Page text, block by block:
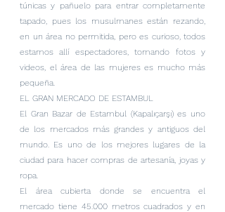
túnicas y pañuelo para entrar completamente
tapado, pues los musulmanes están rezando,
en un área no permitida, pero es curioso, todos
estamos allí espectadores, tomando fotos y
videos, el área de las mujeres es mucho más
pequeña.
EL GRAN MERCADO DE ESTAMBUL
El Gran Bazar de Estambul (Kapalıçarşı) es uno
de los mercados más grandes y antiguos del
mundo. Es uno de los mejores lugares de la
ciudad para hacer compras de artesanía, joyas y
ropa.
El área cubierta donde se encuentra el
mercado tiene 45.000 metros cuadrados y en